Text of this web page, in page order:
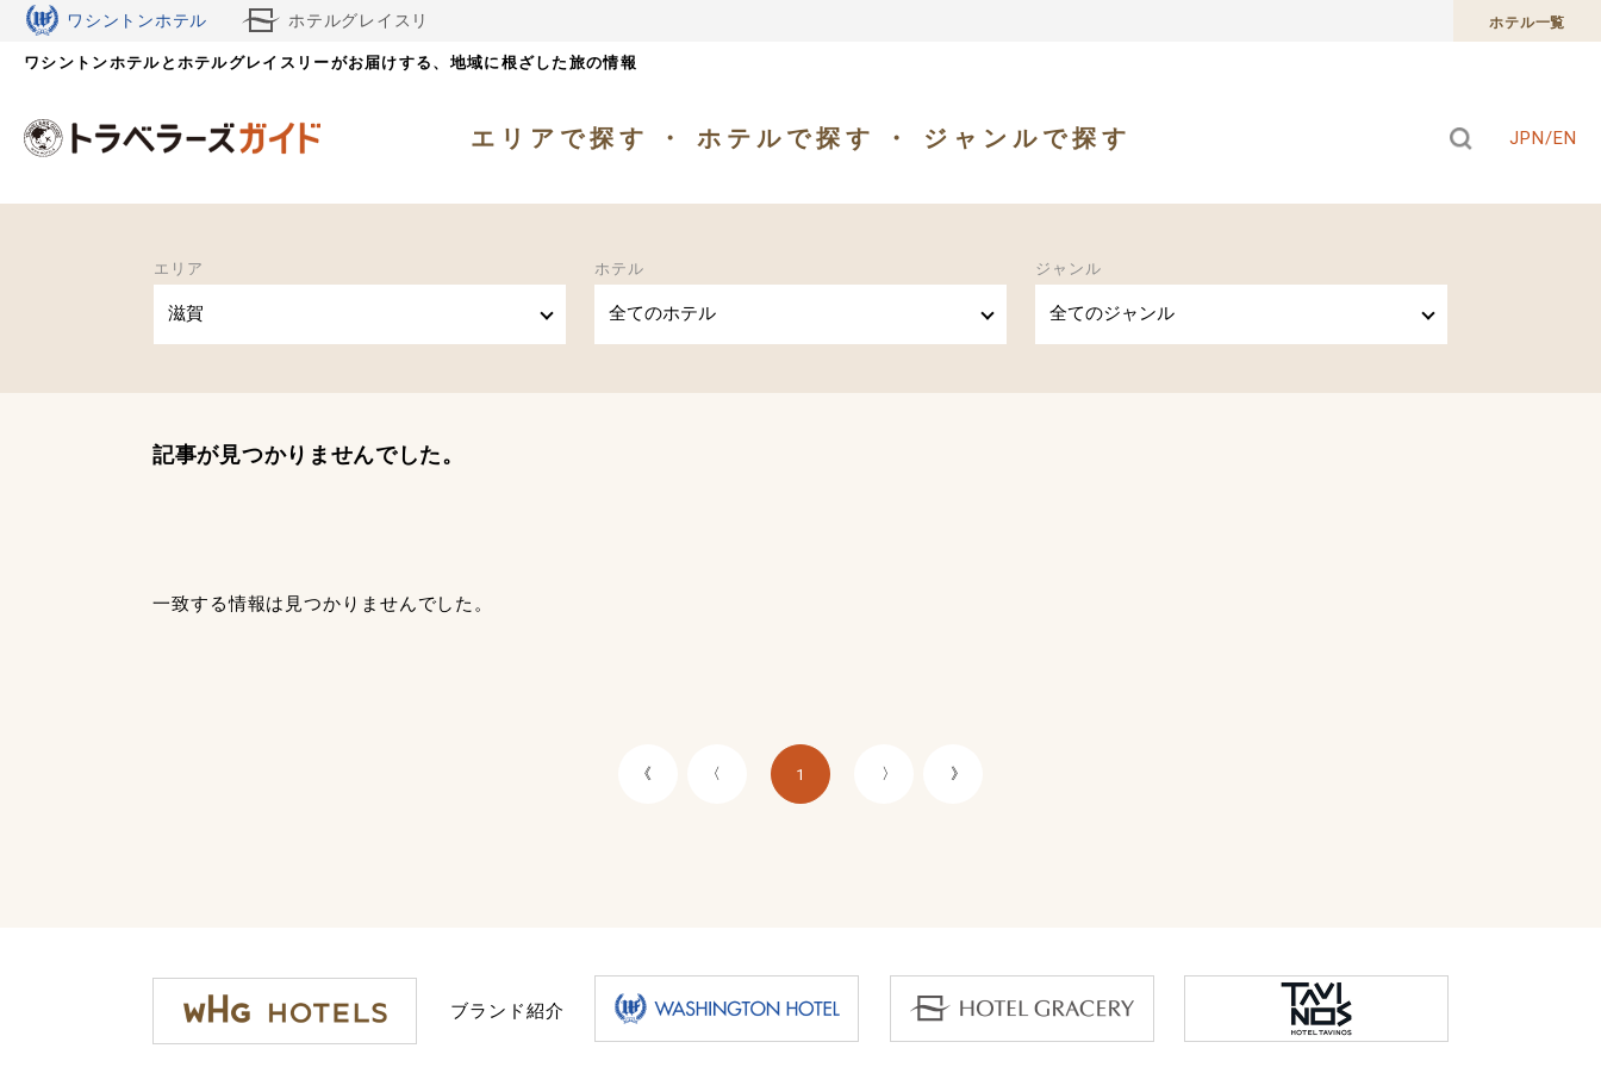
ワシントンホテル ホテルグレイスリ
ー
ホテル一覧
ワシントンホテルとホテルグレイスリーがお届けする、 地域に根ざした旅の情報
エリアで探す ホテルで探す ジャンルで探す JPN/EN
エリア
滋賀
ホテル
全てのホテル
ジャンル
全てのジャンル
記事が見つかりませんでした。
一致する情報は見つかりませんでした。
《 〈 1 〉 》
ブランド紹介